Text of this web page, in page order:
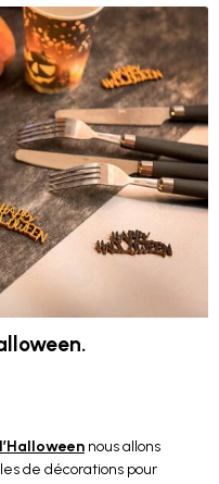
nous allons
de décorations pour